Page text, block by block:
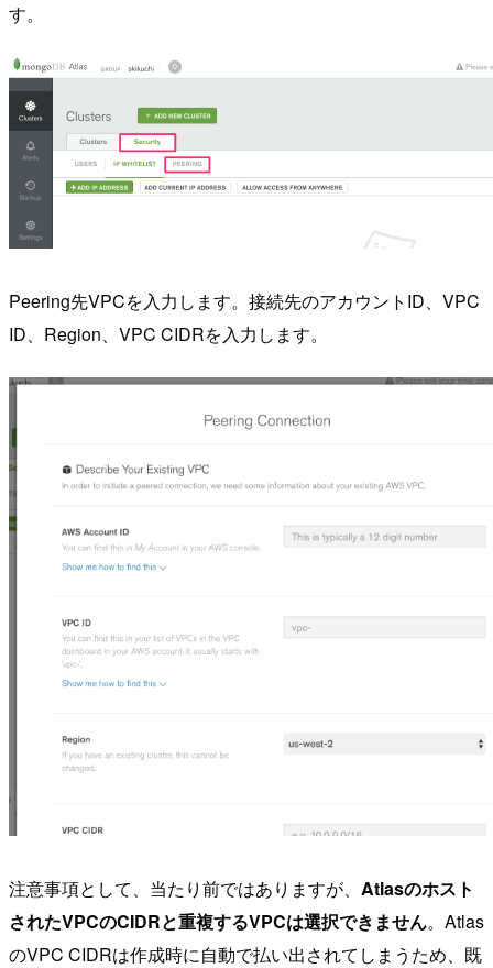
す。
Peering先VPCを入力します。接続先のアカウントID、VPC
ID、Region、VPC CIDRを入力します。
注意事項として、当たり前ではありますが、 Atlasのホスト
されたVPCのCIDRと重複するVPCは選択できません。Atlas
のVPC CIDRは作成時に自動で払い出されてしまうため、既